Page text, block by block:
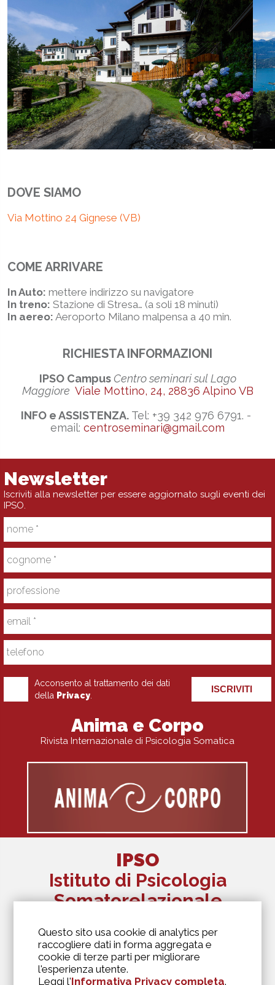
Questo sito usa cookie di analytics per
raccogliere dati in forma aggregata e
cookie di terze parti per migliorare
l'esperienza utente.
Leggi l'Informativa Privacy completa.
DOVE SIAMO
Via Mottino 24 Gignese (VB)
COME ARRIVARE
In Auto: mettere indirizzo su navigatore
In treno: Stazione di Stresa… (a soli 18 minuti)
In aereo: Aeroporto Milano malpensa a 40 min.
RICHIESTA INFORMAZIONI
IPSO Campus Centro seminari sul Lago
Maggiore Viale Mottino, 24, 28836 Alpino VB
INFO e ASSISTENZA. Tel: +39 342 976 6791. -
email: centroseminari@gmail.com
Newsletter
Iscriviti alla newsletter per essere aggiornato sugli eventi dei
IPSO.
Acconsento al trattamento dei dati
della Privacy
ISCRIVITI
Anima e Corpo
Rivista Internazionale di Psicologia Somatica
IPSO
Istituto di Psicologia
Somatorelazionale
Via Antonio Kramer, 6
20129 Milano
346 6973975
segreteria@biosofia.it